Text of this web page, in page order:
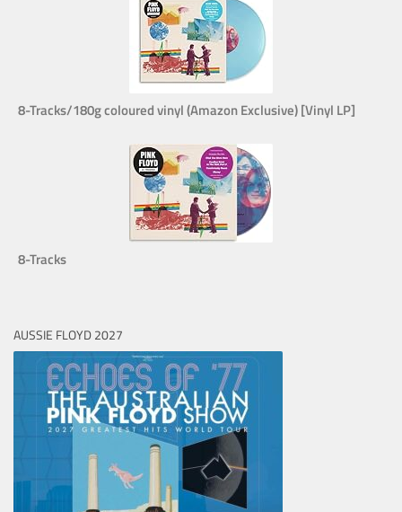
8-Tracks/180g coloured vinyl (Amazon Exclusive) [Vinyl LP]
8-Tracks
AUSSIE FLOYD 2027